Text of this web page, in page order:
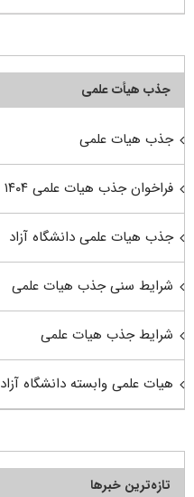
جذب هیأت علمی
جذب هیات علمی
فراخوان جذب هیات علمی ۱۴۰۴
جذب هیات علمی دانشگاه آزاد
شرایط سنی جذب هیات علمی
شرایط جذب هیات علمی
هیات علمی وابسته دانشگاه آزاد
تازه‌ترین خبرها